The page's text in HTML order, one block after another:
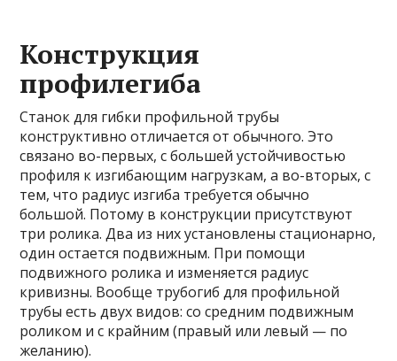
Конструкция
профилегиба
Станок для гибки профильной трубы
конструктивно отличается от обычного. Это
связано во-первых, с большей устойчивостью
профиля к изгибающим нагрузкам, а во-вторых, с
тем, что радиус изгиба требуется обычно
большой. Потому в конструкции присутствуют
три ролика. Два из них установлены стационарно,
один остается подвижным. При помощи
подвижного ролика и изменяется радиус
кривизны. Вообще трубогиб для профильной
трубы есть двух видов: со средним подвижным
роликом и с крайним (правый или левый — по
желанию).